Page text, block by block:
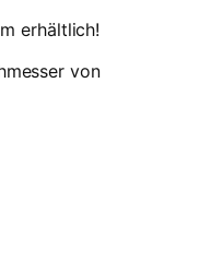
erhältlich!
von